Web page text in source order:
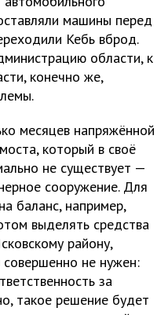
машины перед
Кебь вброд.
области, к
конечно же,
месяцев напряжённой
который в своё
не существует —
сооружение. Для
баланс, например,
выделять средства
району,
совершенно не нужен:
за
такое решение будет